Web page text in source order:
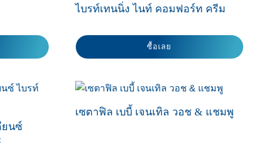
ไบรท์เทนนิ่ง ไนท์ คอมฟอร์ท ครีม
ซื้อเลย
ยนซ์
เซตาฟิล เบบี้ เจนเทิล วอช & แชมพู